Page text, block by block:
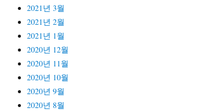
2021년 3월
2021년 2월
2021년 1월
2020년 12월
2020년 11월
2020년 10월
2020년 9월
2020년 8월